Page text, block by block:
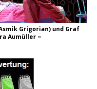
Grigorian) und Graf
Aumüller ~